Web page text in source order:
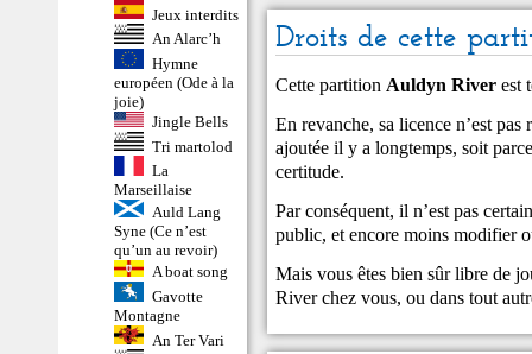
Jeux interdits
An Alarc’h
Hymne
européen (Ode à la
joie)
Jingle Bells
Tri martolod
La
Marseillaise
Auld Lang
Syne (Ce n’est
qu’un au revoir)
A boat song
Gavotte
Montagne
An Ter Vari
Droits de cette
Cette partitionAuldyn River est
En revanche, sa licence n’est
ajoutée il y a longtemps, soit
certitude.
Par conséquent, il n’est pas
public, et encore moins modifier
Mais vous êtes bien sûr libre de
River chez vous, ou dans tout